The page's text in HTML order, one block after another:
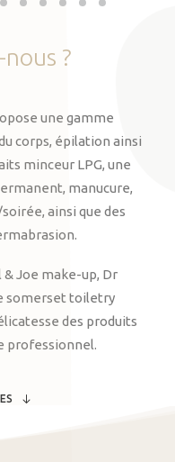
nous ?
une gamme
corps, épilation ainsi
minceur LPG, une
manucure,
ainsi que des
& Joe make-up, Dr
somerset toiletry
des produits
professionnel.